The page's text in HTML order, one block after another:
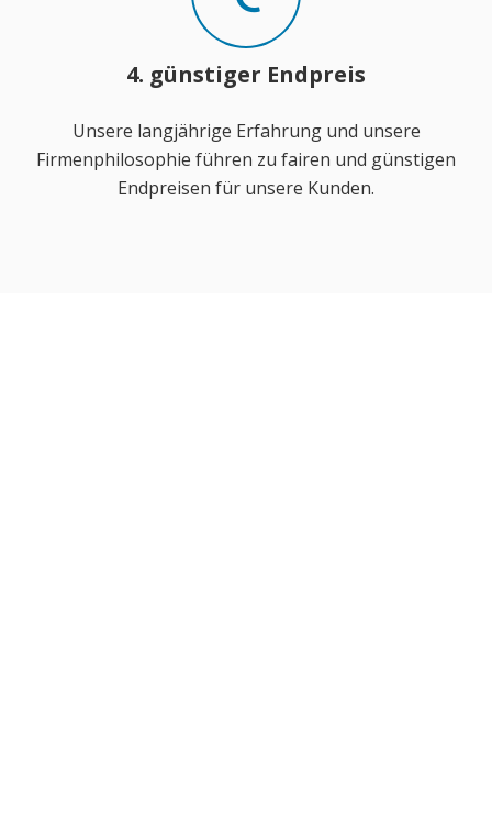
4. günstiger Endpreis
Unsere langjährige Erfahrung und unsere
Firmenphilosophie führen zu fairen und günstigen
Endpreisen für unsere Kunden.